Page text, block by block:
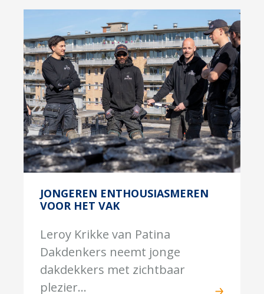
JONGEREN ENTHOUSIASMEREN
VOOR HET VAK
Leroy Krikke van Patina
Dakdenkers neemt jonge
dakdekkers met zichtbaar
plezier...